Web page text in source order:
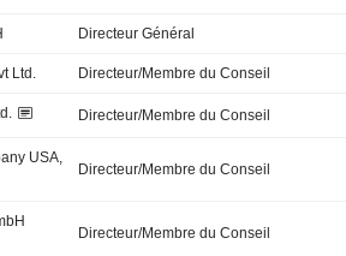
Directeur Général
Ltd. Directeur/Membre du Conseil
Directeur/Membre du Conseil
USA,
Directeur/Membre du Conseil
Directeur/Membre du Conseil